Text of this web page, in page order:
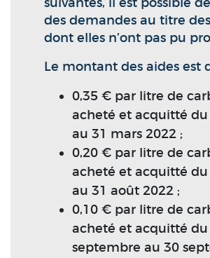
des demandes au titre
dont elles n’ont pas pu
Le montant des aides est
0,35 € par litre de
acheté et acquitté du
au 31 mars 2022 ;
0,20 € par litre de
acheté et acquitté du
au 31 août 2022 ;
0,10 € par litre de
acheté et acquitté du
septembre au 30